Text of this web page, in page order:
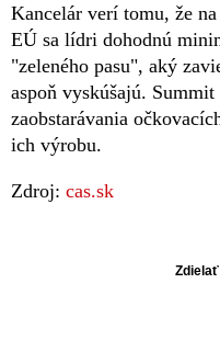
Kancelár verí tomu, že
EÚ sa lídri dohodnú
"zeleného pasu", aký
aspoň vyskúšajú.
zaobstarávania
ich výrobu.
Zdroj: cas.sk